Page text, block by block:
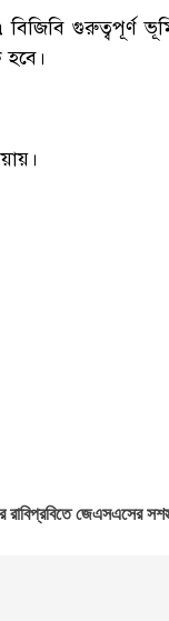
বিজিবি গুরুত্বপূর্ণ
রাবিপ্রবিতে জেএসএসের